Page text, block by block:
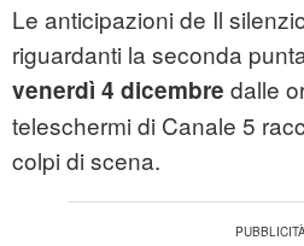
Le anticipazioni de Il
riguardanti la seconda
venerdì 4 dicembre dalle
teleschermi di Canale 5
colpi di scena.